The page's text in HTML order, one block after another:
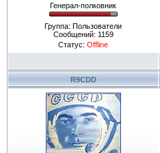
Генерал-полковник
Группа: Пользователи
Сообщений: 1159
Статус: Offline
R9CDD